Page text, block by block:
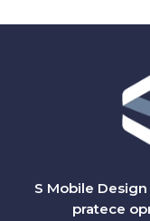
S Mobile
pratece